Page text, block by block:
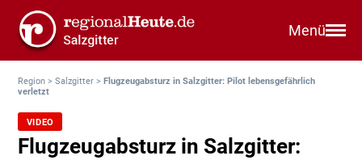
Menü
Region >Salzgitter >Flugzeugabsturz in Salzgitter: Pilot lebensgefährlich
verletzt
VIDEO
Flugzeugabsturz in Salzgitter: